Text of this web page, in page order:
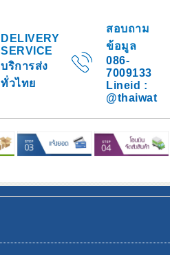
DELIVERY
SERVICE
บริการส่ง
ทั่วไทย
สอบถาม
ข้อมูล
086-
7009133
Lineid :
@thaiwat